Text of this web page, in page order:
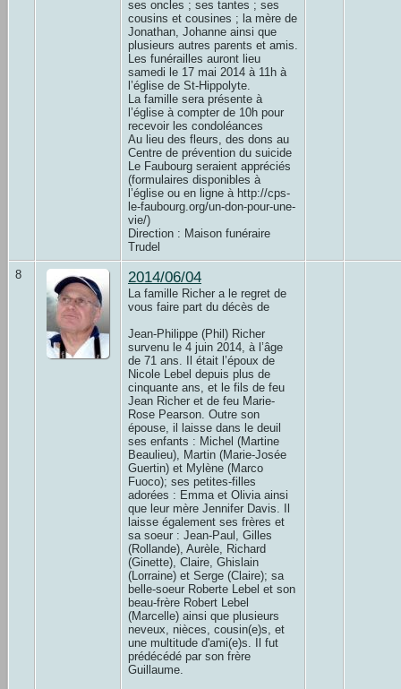
ses oncles ; ses tantes ; ses
cousins et cousines ; la mère de
Jonathan, Johanne ainsi que
plusieurs autres parents et amis.
Les funérailles auront lieu
samedi le 17 mai 2014 à 11h à
l’église de St-Hippolyte.
La famille sera présente à
l’église à compter de 10h pour
recevoir les condoléances
Au lieu des fleurs, des dons au
Centre de prévention du suicide
Le Faubourg seraient appréciés
(formulaires disponibles à
l’église ou en ligne à http://cps-
le-faubourg.org/un-don-pour-une-
vie/)
Direction : Maison funéraire
Trudel
8 2014/06/04
La famille Richer a le regret de
vous faire part du décès de
Jean-Philippe (Phil) Richer
survenu le 4 juin 2014, à l’âge
de 71 ans. Il était l’époux de
Nicole Lebel depuis plus de
cinquante ans, et le fils de feu
Jean Richer et de feu Marie-
Rose Pearson. Outre son
épouse, il laisse dans le deuil
ses enfants : Michel (Martine
Beaulieu), Martin (Marie-Josée
Guertin) et Mylène (Marco
Fuoco); ses petites-filles
adorées : Emma et Olivia ainsi
que leur mère Jennifer Davis. Il
laisse également ses frères et
sa soeur : Jean-Paul, Gilles
(Rollande), Aurèle, Richard
(Ginette), Claire, Ghislain
(Lorraine) et Serge (Claire); sa
belle-soeur Roberte Lebel et son
beau-frère Robert Lebel
(Marcelle) ainsi que plusieurs
neveux, nièces, cousin(e)s, et
une multitude d'ami(e)s. Il fut
prédécédé par son frère
Guillaume.